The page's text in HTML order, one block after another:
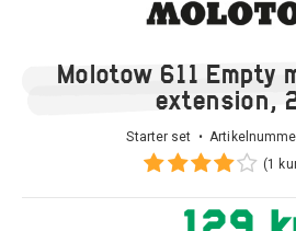
Molotow 611
extension,
Starter set •
(1